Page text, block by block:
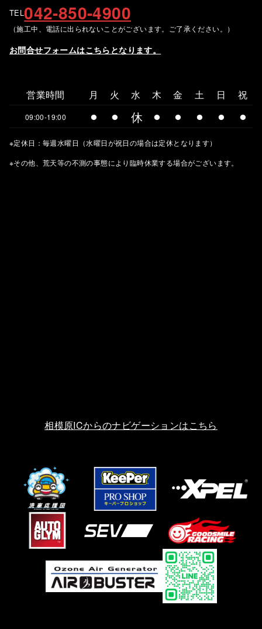
TEL042-850-4900
（施工中、電話に出られないことがございます。ご了承ください。）
お問合せフォームはこちらとなります。
営業時間 月 火 水 木 金 土 日 祝
09:00-19:00 ⚫︎ ⚫︎ 休 ⚫︎ ⚫︎ ⚫︎ ⚫︎ ⚫︎
※定休日：毎週水曜日（水曜日が祝日の場合は定休となります）
※その他、荒天等の不測の事態により臨時休業する場合がございます。
相模原ICからのナビゲーションはこちら